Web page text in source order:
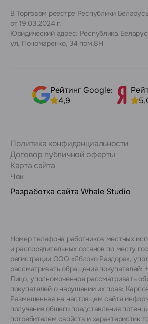
В Торговом реестре Республики
от 19.03.2024 г.
Юридический адрес: Республика
ул. Пономаренко, 34 пом.8Н
Рейтинг Google:
4,9
Политика конфиденциальности
Договор публичной оферты
Карта сайта
Чек
Разработка сайта Whale Studio
Номер телефона работников местных
и распорядительных органов по месту
регистрации ООО «Яблоко Раздора»,
рассматривать обращения покупателей:
Лицо, уполномоченное рассматривать
покупателей о нарушении их прав:
Размещенная на настоящем сайте
получения общего представления
потребителем свойств и характеристик